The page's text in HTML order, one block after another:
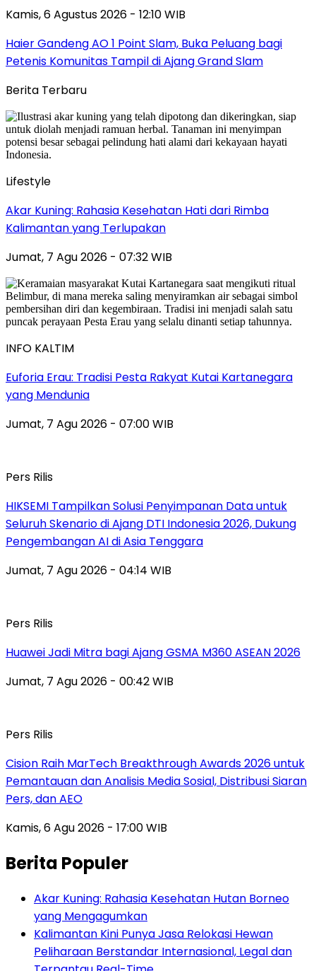
Kamis, 6 Agustus 2026 - 12:10 WIB
Haier Gandeng AO 1 Point Slam, Buka Peluang bagi
Petenis Komunitas Tampil di Ajang Grand Slam
Berita Terbaru
Lifestyle
Akar Kuning: Rahasia Kesehatan Hati dari Rimba
Kalimantan yang Terlupakan
Jumat, 7 Agu 2026 - 07:32 WIB
INFO KALTIM
Euforia Erau: Tradisi Pesta Rakyat Kutai Kartanegara
yang Mendunia
Jumat, 7 Agu 2026 - 07:00 WIB
Pers Rilis
HIKSEMI Tampilkan Solusi Penyimpanan Data untuk
Seluruh Skenario di Ajang DTI Indonesia 2026, Dukung
Pengembangan AI di Asia Tenggara
Jumat, 7 Agu 2026 - 04:14 WIB
Pers Rilis
Huawei Jadi Mitra bagi Ajang GSMA M360 ASEAN 2026
Jumat, 7 Agu 2026 - 00:42 WIB
Pers Rilis
Cision Raih MarTech Breakthrough Awards 2026 untuk
Pemantauan dan Analisis Media Sosial, Distribusi Siaran
Pers, dan AEO
Kamis, 6 Agu 2026 - 17:00 WIB
Berita Populer
Akar Kuning: Rahasia Kesehatan Hutan Borneo
yang Mengagumkan
Kalimantan Kini Punya Jasa Relokasi Hewan
Peliharaan Berstandar Internasional, Legal dan